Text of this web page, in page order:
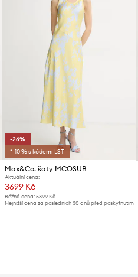
-26%
*-10 % s kódem: LST
Max&Co. šaty MCOSUB
Aktuální cena:
3699 Kč
Běžná cena: 5899 Kč
Nejnižší cena za posledních 30 dnů před poskytnutím